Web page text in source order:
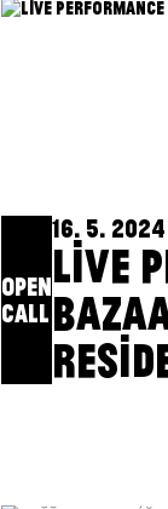
OPEN
CALL
16. 5. 2024
LIVE